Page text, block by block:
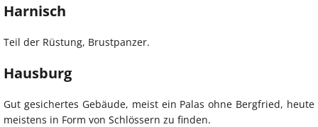
Harnisch
Teil der Rüstung, Brustpanzer.
Hausburg
Gut gesichertes Gebäude, meist ein Palas ohne Bergfried, heute
meistens in Form von Schlössern zu finden.